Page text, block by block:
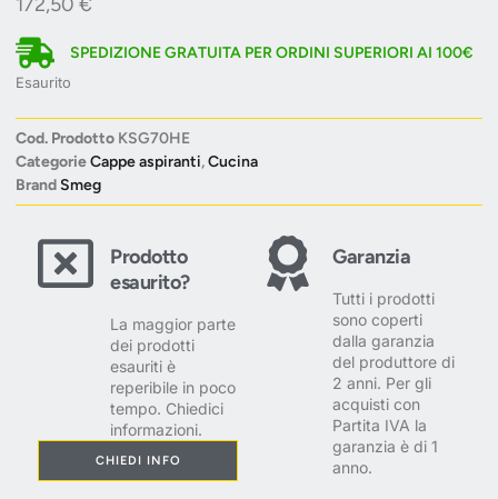
SPEDIZIONE GRATUITA PER ORDINI SUPERIORI AI 100€
Esaurito
Cod. Prodotto KSG70HE
CategorieCappe aspiranti,Cucina
BrandSmeg
Prodotto
esaurito?
La maggior parte
dei prodotti
esauriti è
reperibile in poco
tempo. Chiedici
informazioni.
CHIEDI INFO
Garanzia
Tutti i prodotti
sono coperti
dalla garanzia
del produttore di
2 anni. Per gli
acquisti con
Partita IVA la
garanzia è di 1
anno.